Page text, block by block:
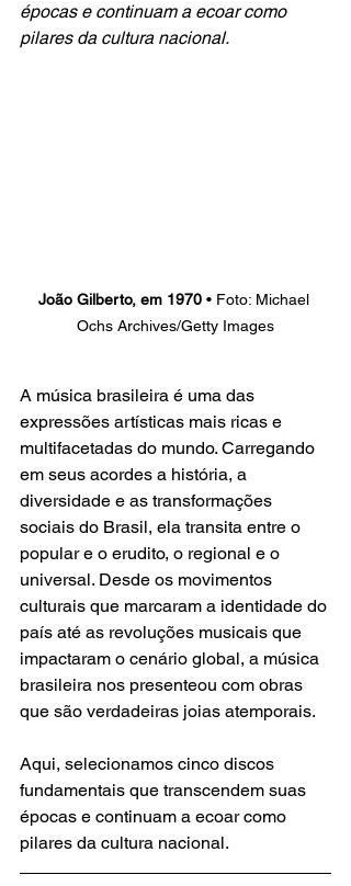
épocas e continuam a ecoar como
pilares da cultura nacional.
João Gilberto, em 1970 • Foto: Michael
Ochs Archives/Getty Images
A música brasileira é uma das
expressões artísticas mais ricas e
multifacetadas do mundo. Carregando
em seus acordes a história, a
diversidade e as transformações
sociais do Brasil, ela transita entre o
popular e o erudito, o regional e o
universal. Desde os movimentos
culturais que marcaram a identidade do
país até as revoluções musicais que
impactaram o cenário global, a música
brasileira nos presenteou com obras
que são verdadeiras joias atemporais.
Aqui, selecionamos cinco discos
fundamentais que transcendem suas
épocas e continuam a ecoar como
pilares da cultura nacional.